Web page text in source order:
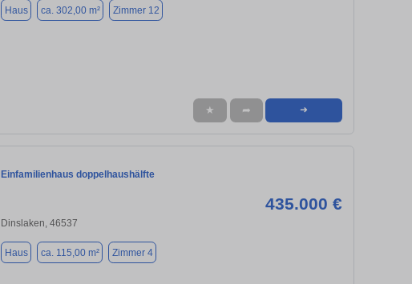
Haus ca. 302,00 m² Zimmer 12
★ ➦ ➜
Einfamilienhaus doppelhaushälfte
435.000 €
Dinslaken, 46537
Haus ca. 115,00 m² Zimmer 4